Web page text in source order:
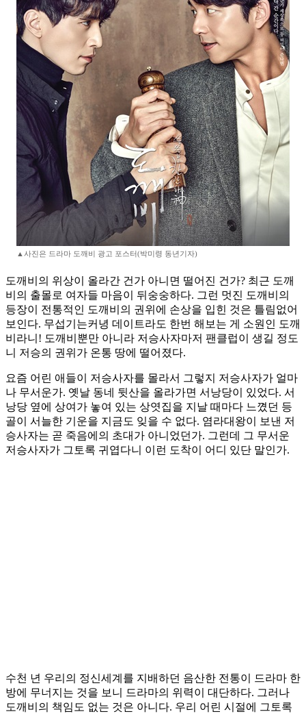
▲사진은 드라마 도깨비 광고 포스터(박미령 동년기자)
도깨비의 위상이 올라간 건가 아니면 떨어진 건가? 최근 도깨
비의 출몰로 여자들 마음이 뒤숭숭하다. 그런 멋진 도깨비의
등장이 전통적인 도깨비의 권위에 손상을 입힌 것은 틀림없어
보인다. 무섭기는커녕 데이트라도 한번 해보는 게 소원인 도깨
비라니! 도깨비뿐만 아니라 저승사자마저 팬클럽이 생길 정도
니 저승의 권위가 온통 땅에 떨어졌다.
요즘 어린 애들이 저승사자를 몰라서 그렇지 저승사자가 얼마
나 무서운가. 옛날 동네 뒷산을 올라가면 서낭당이 있었다. 서
낭당 옆에 상여가 놓여 있는 상엿집을 지날 때마다 느꼈던 등
골이 서늘한 기운을 지금도 잊을 수 없다. 염라대왕이 보낸 저
승사자는 곧 죽음에의 초대가 아니었던가. 그런데 그 무서운
저승사자가 그토록 귀엽다니 이런 도착이 어디 있단 말인가.
수천 년 우리의 정신세계를 지배하던 음산한 전통이 드라마 한
방에 무너지는 것을 보니 드라마의 위력이 대단하다. 그러나
도깨비의 책임도 없는 것은 아니다. 우리 어린 시절에 그토록